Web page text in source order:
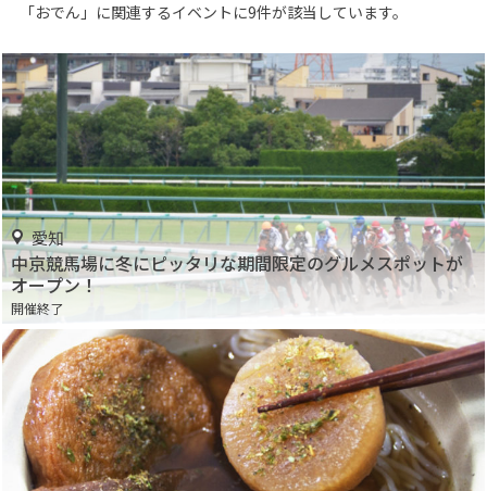
「おでん」に関連するイベントに9件が該当しています。
愛知
中京競馬場に冬にピッタリな期間限定のグルメスポットが
オープン！
開催終了